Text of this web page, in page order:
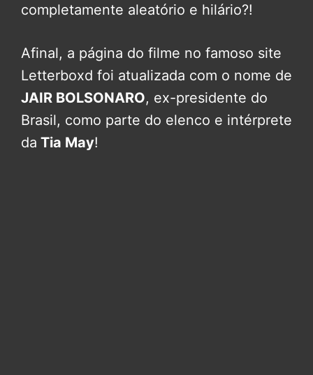
completamente aleatório e hilário?!
Afinal, a página do filme no famoso site
Letterboxd foi atualizada com o nome de
JAIR BOLSONARO, ex-presidente do
Brasil, como parte do elenco e intérprete
da Tia May!